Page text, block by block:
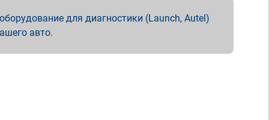
для диагностики (Launch, Autel)
авто.